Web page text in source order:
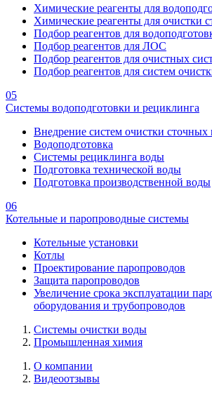
Химические реагенты для
Химические реагенты для очистки
Подбор реагентов для
Подбор реагентов для ЛОС
Подбор реагентов для очистных
Подбор реагентов для систем
05
Системы водоподготовки и рециклинга
Внедрение систем очистки сточных
Водоподготовка
Системы рециклинга воды
Подготовка технической воды
Подготовка производственной воды
06
Котельные и паропроводные системы
Котельные установки
Котлы
Проектирование паропроводов
Защита паропроводов
Увеличение срока эксплуатации
оборудования и трубопроводов
Системы очистки воды
Промышленная химия
О компании
Видеоотзывы